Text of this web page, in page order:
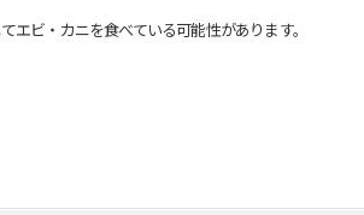
ビ・カニを食べている可能性があります。